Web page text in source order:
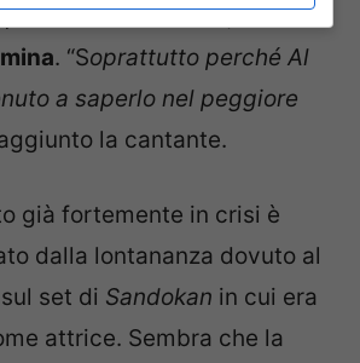
perdonarmi tutto ciò,”ha
. “Soprattutto perché Al
a saperlo nel peggiore
la cantante.
già fortemente in crisi è
dalla lontananza dovuto al
set di Sandokan in cui era
attrice. Sembra che la